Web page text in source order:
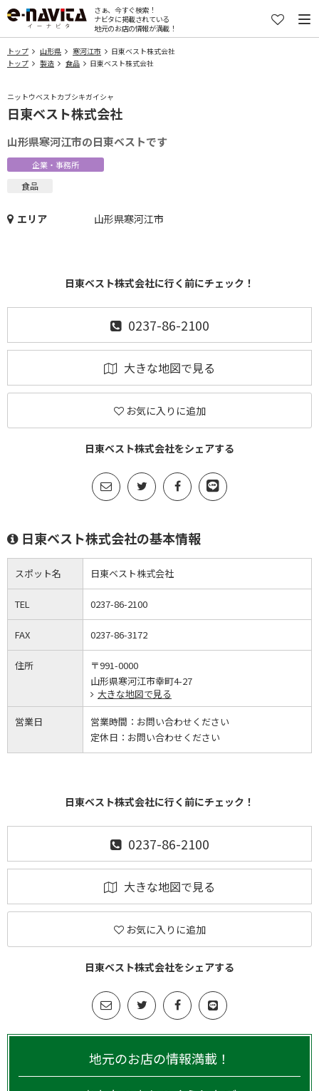
さぁ、今すぐ検索！
ナビタに掲載されている
地元のお店の情報が満載！
トップ 山形県 寒河江市
日東ベスト株式会社
トップ
製造 食品 日東ベスト株式会社
ニットウベストカブシキガイシャ
日東ベスト株式会社
山形県寒河江市の日東ベストです
企業・事務所
食品
エリア 山形県寒河江市
日東ベスト株式会社に行く前にチェック！
0237-86-2100
大きな地図で見る
お気に入りに追加
日東ベスト株式会社をシェアする
日東ベスト株式会社の基本情報
スポット名 日東ベスト株式会社
TEL 0237-86-2100
FAX 0237-86-3172
住所
〒991-0000
山形県寒河江市幸町4-27
大きな地図で見る
営業日 営業時間： お問い合わせください
定休日： お問い合わせください
日東ベスト株式会社に行く前にチェック！
0237-86-2100
大きな地図で見る
お気に入りに追加
日東ベスト株式会社をシェアする
地元のお店の情報満載！